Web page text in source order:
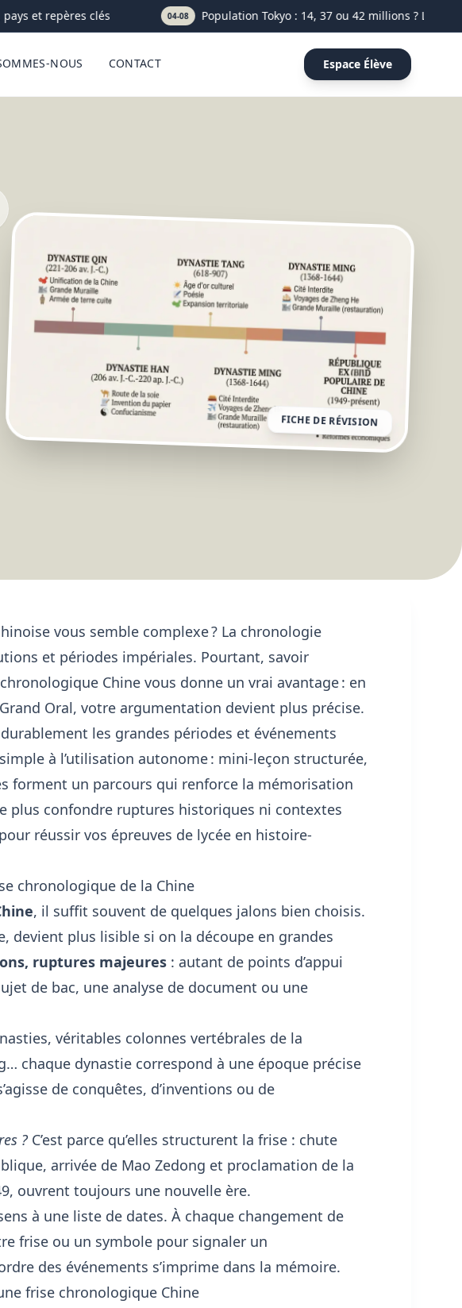
et repères clés 04-08 Population Tokyo : 14, 37 ou 42 millions ? Le bon
NOUS CONTACT Espace Élève
FICHE DE RÉVISION
vous semble complexe ? La chronologie
et périodes impériales. Pourtant, savoir
Chine vous donne un vrai avantage : en
Oral, votre argumentation devient plus précise.
les grandes périodes et événements
à l’utilisation autonome : mini-leçon structurée,
forment un parcours qui renforce la mémorisation
plus confondre ruptures historiques ni contextes
réussir vos épreuves de lycée en histoire-
chronologique de la Chine
, il suffit souvent de quelques jalons bien choisis.
devient plus lisible si on la découpe en grandes
ruptures majeures: autant de points d’appui
de bac, une analyse de document ou une
véritables colonnes vertébrales de la
chaque dynastie correspond à une époque précise
de conquêtes, d’inventions ou de
?C’est parce qu’elles structurent la frise : chute
arrivée de Mao Zedong et proclamation de la
ouvrent toujours une nouvelle ère.
à une liste de dates. À chaque changement de
frise ou un symbole pour signaler un
des événements s’imprime dans la mémoire.
frise chronologique Chine